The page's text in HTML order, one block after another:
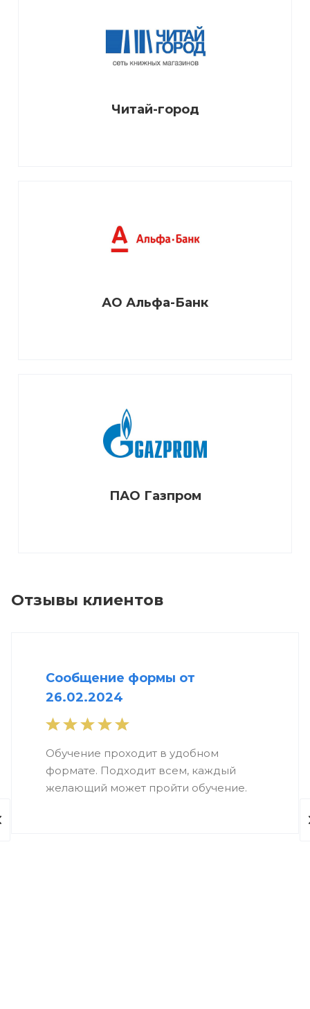
Читай-город
АО Альфа-Банк
ПАО Газпром
Отзывы клиентов
Сообщение формы от
26.02.2024
Обучение проходит в удобном
формате. Подходит всем, каждый
желающий может пройти обучение.